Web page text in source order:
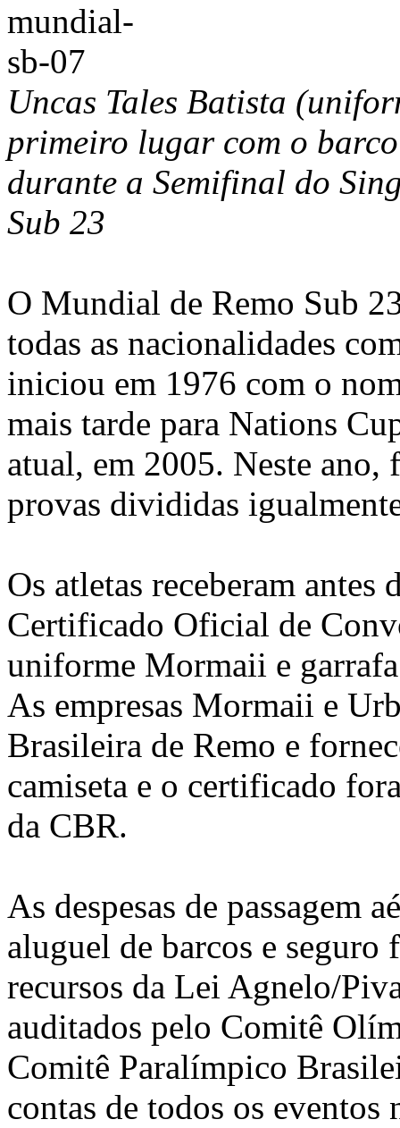
Uncas Tales Batista
primeiro lugar com o
durante a Semifinal do
Sub 23
O Mundial de Remo Sub
todas as nacionalidades
iniciou em 1976 com o
mais tarde para Nations
atual, em 2005. Neste
provas divididas
Os atletas receberam
Certificado Oficial de
uniforme Mormaii e
As empresas Mormaii e
Brasileira de Remo e
camiseta e o certificado
da CBR.
As despesas de passagem
aluguel de barcos e seguro
recursos da Lei Agnelo/
auditados pelo Comitê
Comitê Paralímpico
contas de todos os